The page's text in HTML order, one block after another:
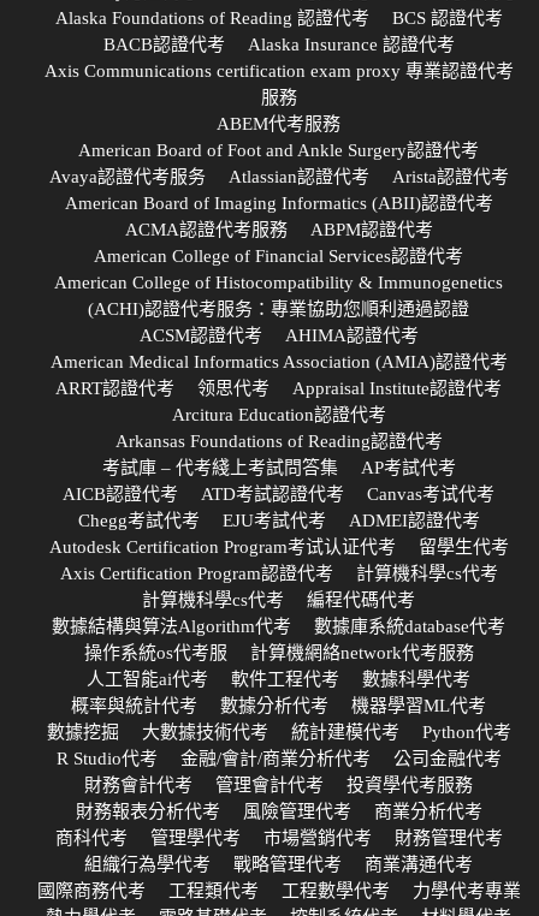
Alaska Foundations of Reading 認證代考
BCS 認證代考
BACB認證代考
Alaska Insurance 認證代考
Axis Communications certification exam proxy 專業認證代考
服務
ABEM代考服務
American Board of Foot and Ankle Surgery認證代考
Avaya認證代考服务
Atlassian認證代考
Arista認證代考
American Board of Imaging Informatics (ABII)認證代考
ACMA認證代考服務
ABPM認證代考
American College of Financial Services認證代考
American College of Histocompatibility & Immunogenetics
(ACHI)認證代考服务：專業協助您順利通過認證
ACSM認證代考
AHIMA認證代考
American Medical Informatics Association (AMIA)認證代考
ARRT認證代考
领思代考
Appraisal Institute認證代考
Arcitura Education認證代考
Arkansas Foundations of Reading認證代考
考試庫 – 代考綫上考試問答集
AP考試代考
AICB認證代考
ATD考試認證代考
Canvas考试代考
Chegg考試代考
EJU考試代考
ADMEI認證代考
Autodesk Certification Program考试认证代考
留學生代考
Axis Certification Program認證代考
計算機科學cs代考
計算機科學cs代考
編程代碼代考
數據結構與算法Algorithm代考
數據庫系統database代考
操作系統os代考服
計算機網絡network代考服務
人工智能ai代考
軟件工程代考
數據科學代考
概率與統計代考
數據分析代考
機器學習ML代考
數據挖掘
大數據技術代考 統計建模代考
Python代考
R Studio代考
金融/會計/商業分析代考
公司金融代考
財務會計代考
管理會計代考
投資學代考服務
財務報表分析代考
風險管理代考
商業分析代考
商科代考
管理學代考 市場營銷代考
財務管理代考
組織行為學代考
戰略管理代考
商業溝通代考
國際商務代考
工程類代考 工程數學代考
力學代考專業